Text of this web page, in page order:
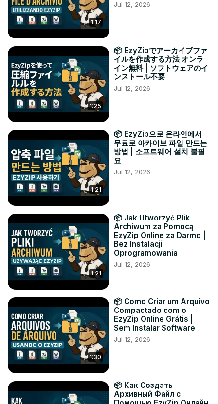
1:17
Jul 12, 2026
1:25
📦 EzyZipでアーカイブファ
イルを作成する方法 オンラ
イン無料 | ソフトウェアのイ
ンストール不要
Jul 12, 2026
1:21
📦 EzyZip으로 온라인에서
무료로 아카이브 파일 만드는
방법 | 소프트웨어 설치 불필
요
Jul 12, 2026
1:21
📦 Jak Utworzyć Plik
Archiwum za Pomocą
EzyZip Online za Darmo |
Bez Instalacji
Oprogramowania
Jul 12, 2026
1:30
📦 Como Criar um Arquivo
Compactado com o
EzyZip Online Grátis |
Sem Instalar Software
Jul 12, 2026
📦 Как Создать
Архивный Файл с